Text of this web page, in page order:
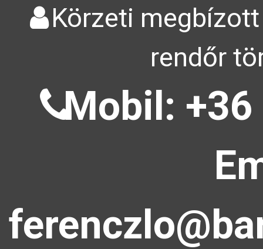
Körzeti megbízott
rendőr
Mobil: +36